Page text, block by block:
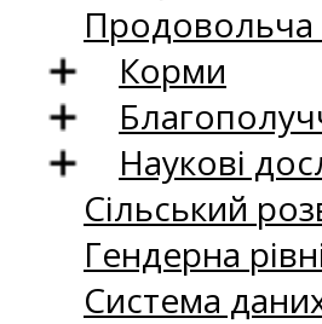
Продовольча
Корми
Наукові
Сільський
Гендерна
Система